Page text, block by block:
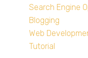
Search Engine
Blogging
Web
Tutorial